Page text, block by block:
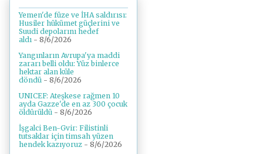
Yemen'de füze ve İHA saldırısı:
Husiler hükümet güçlerini ve
Suudi depolarını hedef
aldı - 8/6/2026
Yangınların Avrupa'ya maddi
zararı belli oldu: Yüz binlerce
hektar alan küle
döndü - 8/6/2026
UNICEF: Ateşkese rağmen 10
ayda Gazze'de en az 300 çocuk
öldürüldü - 8/6/2026
İşgalci Ben-Gvir: Filistinli
tutsaklar için timsah yüzen
hendek kazıyoruz - 8/6/2026